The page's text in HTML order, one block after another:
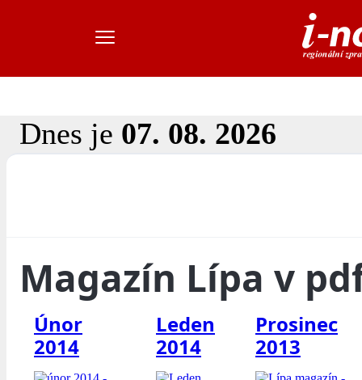
Dnes je 07. 08. 2026
Magazín Lípa v
Únor
2014
Leden
2014
Prosinec
2013